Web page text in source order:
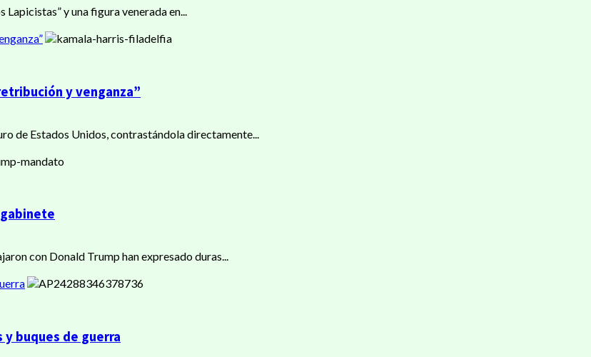
y una figura venerada en...
y venganza”
de Estados Unidos, contrastándola directamente...
con Donald Trump han expresado duras...
y buques de guerra